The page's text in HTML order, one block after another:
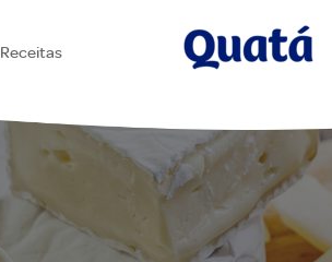
Receitas